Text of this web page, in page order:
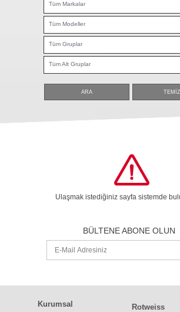
Tüm Markalar
Tüm Modeller
Tüm Gruplar
Tüm Alt Gruplar
ARA
Ulaşmak istediğiniz sayfa sistemde
BÜLTENE ABONE OLUN
Kurumsal Rotweiss